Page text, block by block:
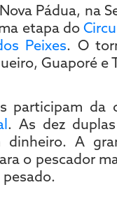
Pádua, na
etapa do
Peixes. O
Guaporé e
participam da
. As dez
dinheiro. A
o pescador